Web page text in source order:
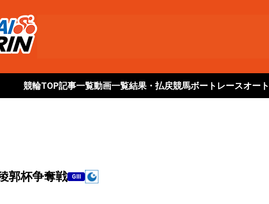
競輪TOP記事一覧動画一覧結果・払戻競馬ボートレースオー
郭杯争奪戦 GⅢ